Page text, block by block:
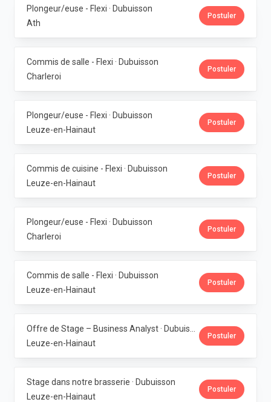
Plongeur/euse - Flexi · Dubuisson
Ath
Postuler
Commis de salle - Flexi · Dubuisson
Charleroi
Postuler
Plongeur/euse - Flexi · Dubuisson
Leuze-en-Hainaut
Postuler
Commis de cuisine - Flexi · Dubuisson
Leuze-en-Hainaut
Postuler
Plongeur/euse - Flexi · Dubuisson
Charleroi
Postuler
Commis de salle - Flexi · Dubuisson
Leuze-en-Hainaut
Postuler
Leuze-en-Hainaut
Postuler
Stage dans notre brasserie · Dubuisson
Leuze-en-Hainaut
Postuler